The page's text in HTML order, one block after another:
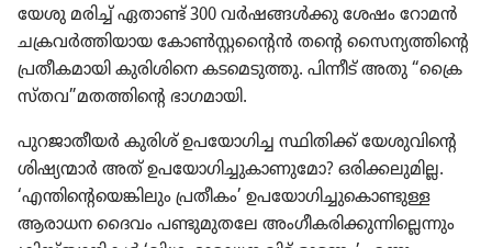
യേശു മരിച്ച്‌ ഏതാണ്ട്‌ 300 വർഷങ്ങൾക്കു ശേഷം റോമൻ
ചക്രവർത്തി​യായ കോൺസ്റ്റ​ന്റൈൻ തന്റെ സൈന്യ​ത്തി​ന്റെ
പ്രതീ​ക​മാ​യി കുരി​ശി​നെ കടമെ​ടു​ത്തു. പിന്നീട്‌ അതു “ക്രൈ​
സ്‌തവ”മതത്തിന്റെ ഭാഗമാ​യി.
പുറജാ​തീ​യർ കുരിശ്‌ ഉപയോ​ഗിച്ച സ്ഥിതിക്ക്‌ യേശു​വി​ന്റെ
ശിഷ്യ​ന്മാർ അത്‌ ഉപയോ​ഗി​ച്ചു​കാ​ണു​മോ? ഒരിക്ക​ലു​മില്ല.
‘എന്തി​ന്റെ​യെ​ങ്കി​ലും പ്രതീകം’ ഉപയോ​ഗി​ച്ചു​കൊ​ണ്ടുള്ള
ആരാധന ദൈവം പണ്ടുമു​തലേ അംഗീ​ക​രി​ക്കു​ന്നി​ല്ലെ​ന്നും